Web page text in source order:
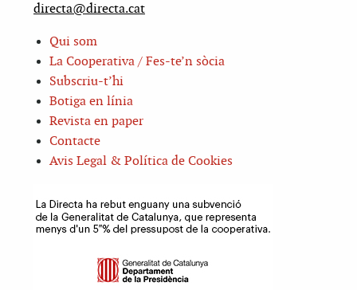
directa@directa.cat
Qui som
La Cooperativa / Fes-te’n sòcia
Subscriu-t’hi
Botiga en línia
Revista en paper
Contacte
Avis Legal & Política de Cookies